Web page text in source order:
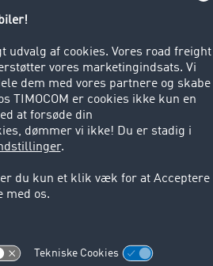
11 procentpoint over sidste
med 9 procentpoint.
økonomiske situation måtte
i usikre tider.
blev der i alt registreret 37 %
i februar, som traditionelt ellers er
i marts med 9 procentpoint i
2025)